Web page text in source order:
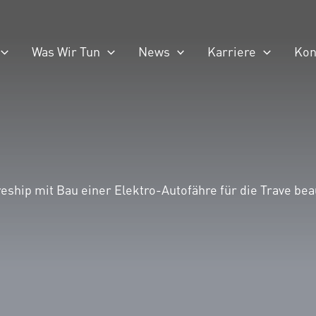
Was Wir Tun News Karriere
mit Bau einer Elektro-Autofähre für die Trave